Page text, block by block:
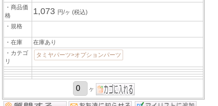
・商品価
格
1,073 円/ヶ(税込)
・規格
・在庫
在庫あり
・カテゴ
リ
タミヤパーツ>オプションパーツ
ヶ